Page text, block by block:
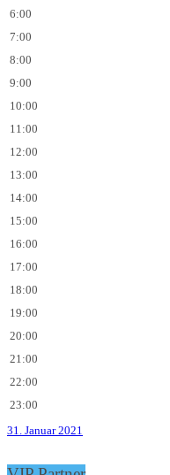
6:00
7:00
8:00
9:00
10:00
11:00
12:00
13:00
14:00
15:00
16:00
17:00
18:00
19:00
20:00
21:00
22:00
23:00
31. Januar 2021